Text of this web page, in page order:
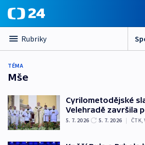
Rubriky
TÉMA
Mše
Cyrilometodějské
Velehradě završila
5. 7. 2026 5. 7. 2026 | ČTK,